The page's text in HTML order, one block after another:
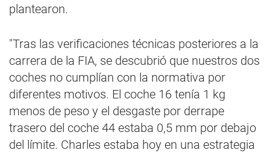
plantearon.
"Tras las verificaciones técnicas posteriores a la
carrera de la FIA, se descubrió que nuestros dos
coches no cumplían con la normativa por
diferentes motivos. El coche 16 tenía 1 kg
menos de peso y el desgaste por derrape
trasero del coche 44 estaba 0,5 mm por debajo
del límite. Charles estaba hoy en una estrategia